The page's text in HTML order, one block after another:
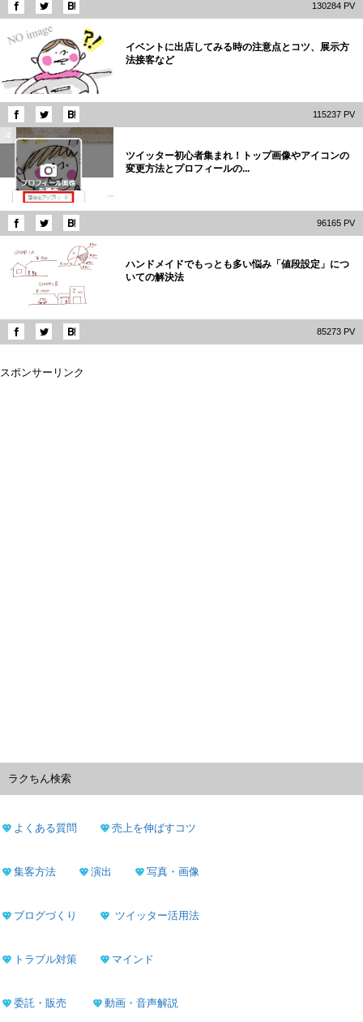
130284 PV
イベントに出店してみる時の注意点とコツ、展示方
法接客など
115237 PV
4
ツイッター初心者集まれ！トップ画像やアイコンの
変更方法とプロフィールの...
96165 PV
ハンドメイドでもっとも多い悩み「値段設定」につ
いての解決法
85273 PV
スポンサーリンク
ラクちん検索
よくある質問 売上を伸ばすコツ
集客方法 演出 写真・画像
ブログづくり ツイッター活用法
トラブル対策 マインド
委託・販売 動画・音声解説